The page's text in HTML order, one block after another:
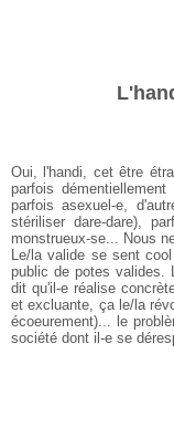
Oui, l'handi, cet être
parfois
parfois asexuel-e,
stériliser dare-dare),
monstrueux-se... Nous
Le/la valide se sent
public de potes valides.
dit qu'il-e réalise
et excluante, ça le/la
écoeurement)... le
société dont il-e se